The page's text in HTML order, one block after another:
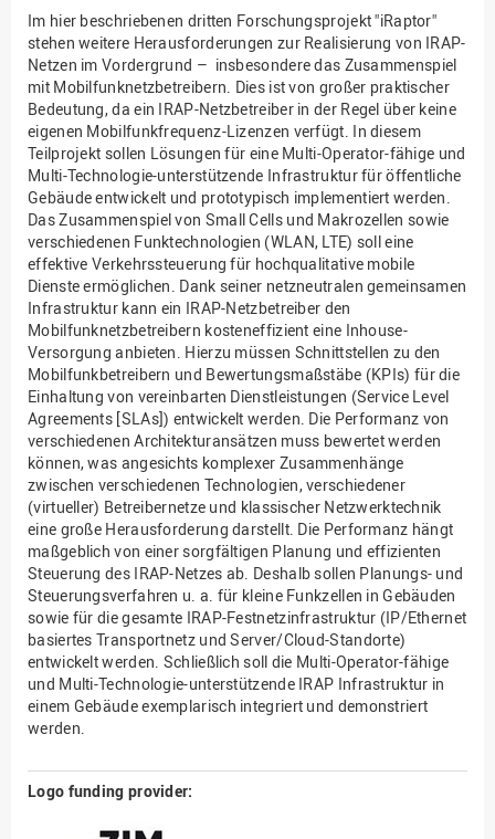
Im hier beschriebenen dritten Forschungsprojekt "iRaptor"
stehen weitere Herausforderungen zur Realisierung von IRAP-
Netzen im Vordergrund – insbesondere das Zusammenspiel
mit Mobilfunknetzbetreibern. Dies ist von großer praktischer
Bedeutung, da ein IRAP-Netzbetreiber in der Regel über keine
eigenen Mobilfunkfrequenz-Lizenzen verfügt. In diesem
Teilprojekt sollen Lösungen für eine Multi-Operator-fähige und
Multi-Technologie-unterstützende Infrastruktur für öffentliche
Gebäude entwickelt und prototypisch implementiert werden.
Das Zusammenspiel von Small Cells und Makrozellen sowie
verschiedenen Funktechnologien (WLAN, LTE) soll eine
effektive Verkehrssteuerung für hochqualitative mobile
Dienste ermöglichen. Dank seiner netzneutralen gemeinsamen
Infrastruktur kann ein IRAP-Netzbetreiber den
Mobilfunknetzbetreibern kosteneffizient eine Inhouse-
Versorgung anbieten. Hierzu müssen Schnittstellen zu den
Mobilfunkbetreibern und Bewertungsmaßstäbe (KPIs) für die
Einhaltung von vereinbarten Dienstleistungen (Service Level
Agreements [SLAs]) entwickelt werden. Die Performanz von
verschiedenen Architekturansätzen muss bewertet werden
können, was angesichts komplexer Zusammenhänge
zwischen verschiedenen Technologien, verschiedener
(virtueller) Betreibernetze und klassischer Netzwerktechnik
eine große Herausforderung darstellt. Die Performanz hängt
maßgeblich von einer sorgfältigen Planung und effizienten
Steuerung des IRAP-Netzes ab. Deshalb sollen Planungs- und
Steuerungsverfahren u. a. für kleine Funkzellen in Gebäuden
sowie für die gesamte IRAP-Festnetzinfrastruktur (IP/Ethernet
basiertes Transportnetz und Server/Cloud-Standorte)
entwickelt werden. Schließlich soll die Multi-Operator-fähige
und Multi-Technologie-unterstützende IRAP Infrastruktur in
einem Gebäude exemplarisch integriert und demonstriert
werden.
Logo funding provider: